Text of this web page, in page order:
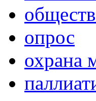
опрос
охрана